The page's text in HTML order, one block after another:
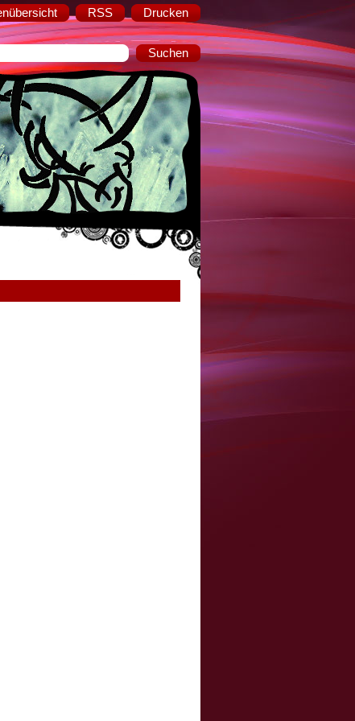
RSS Drucken